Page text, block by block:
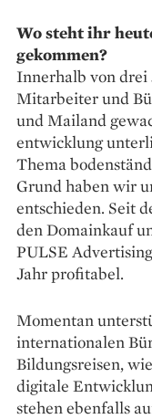
Wo steht ihr
gekommen?
Innerhalb von
Mitarbeiter und
und Mailand
entwicklung
Thema
Grund haben wir
entschieden. Seit
den Domainkauf
PULSE
Jahr profitabel.
Momentan
internationalen
Bildungsreisen,
digitale
stehen ebenfalls